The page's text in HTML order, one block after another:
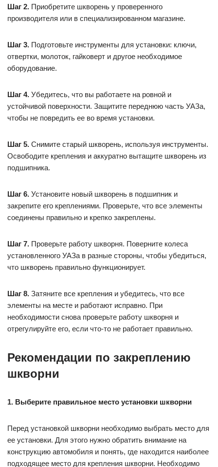
Шаг 2. Приобретите шкворень у проверенного
производителя или в специализированном магазине.
Шаг 3. Подготовьте инструменты для установки: ключи,
отвертки, молоток, гайковерт и другое необходимое
оборудование.
Шаг 4. Убедитесь, что вы работаете на ровной и
устойчивой поверхности. Защитите переднюю часть УАЗа,
чтобы не повредить ее во время установки.
Шаг 5. Снимите старый шкворень, используя инструменты.
Освободите крепления и аккуратно вытащите шкворень из
подшипника.
Шаг 6. Установите новый шкворень в подшипник и
закрепите его креплениями. Проверьте, что все элементы
соединены правильно и крепко закреплены.
Шаг 7. Проверьте работу шкворня. Поверните колеса
установленного УАЗа в разные стороны, чтобы убедиться,
что шкворень правильно функционирует.
Шаг 8. Затяните все крепления и убедитесь, что все
элементы на месте и работают исправно. При
необходимости снова проверьте работу шкворня и
отрегулируйте его, если что-то не работает правильно.
Рекомендации по закреплению
шкворни
1. Выберите правильное место установки шкворни
Перед установкой шкворни необходимо выбрать место для
ее установки. Для этого нужно обратить внимание на
конструкцию автомобиля и понять, где находится наиболее
подходящее место для крепления шкворни. Необходимо